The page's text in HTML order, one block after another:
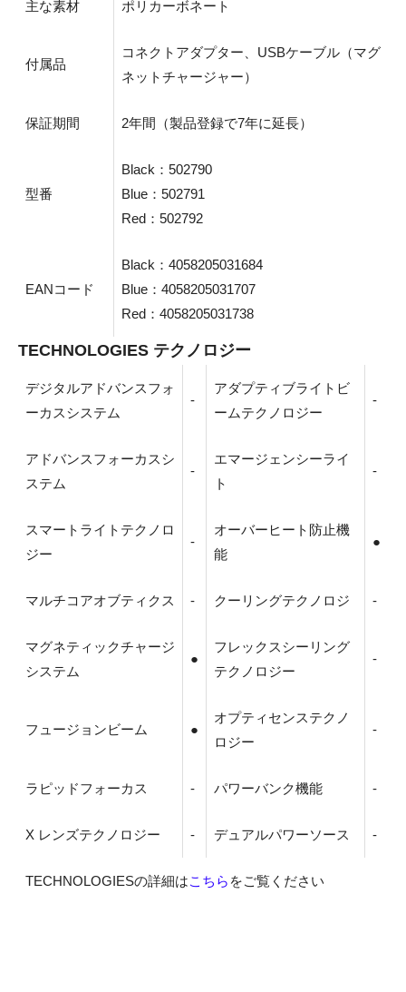
主な素材 ポリカーボネート
付属品
コネクトアダプター、USBケーブル（マグ
ネットチャージャー）
保証期間 2年間（製品登録で7年に延長）
型番
Black：502790
Blue：502791
Red：502792
EANコード
Black：4058205031684
Blue：4058205031707
Red：4058205031738
TECHNOLOGIES テクノロジー
デジタルアドバンスフォ
ーカスシステム
-
アダプティブライトビ
ームテクノロジー
-
アドバンスフォーカスシ
ステム
-
エマージェンシーライ
ト
-
スマートライトテクノロ
ジー
-
オーバーヒート防止機
能
●
マルチコアオブティクス - クーリングテクノロジ -
マグネティックチャージ
システム
●
フレックスシーリング
テクノロジー
-
フュージョンビーム ●
オプティセンステクノ
ロジー
-
ラピッドフォーカス - パワーバンク機能 -
X レンズテクノロジー - デュアルパワーソース -
TECHNOLOGIESの詳細はこちら をご覧ください